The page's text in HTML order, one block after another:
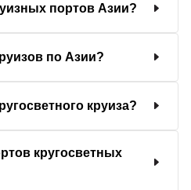
портов Азии?
по Азии?
круиза?
кругосветных